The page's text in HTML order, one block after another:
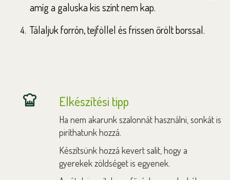
amíg a galuska kis színt nem kap.
Tálaljuk forrón, tejföllel és frissen őrölt borssal.
Elkészítési tipp
Ha nem akarunk szalonnát használni, sonkát is
piríthatunk hozzá.
Készítsünk hozzá kevert salit, hogy a
gyerekek zöldséget is egyenek.